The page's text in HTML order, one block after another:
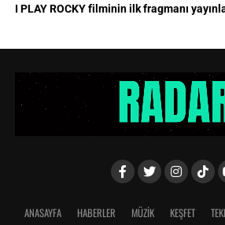
I PLAY ROCKY filminin ilk fragmanı
ANASAYFA HABERLER MÜZİK KEŞFET